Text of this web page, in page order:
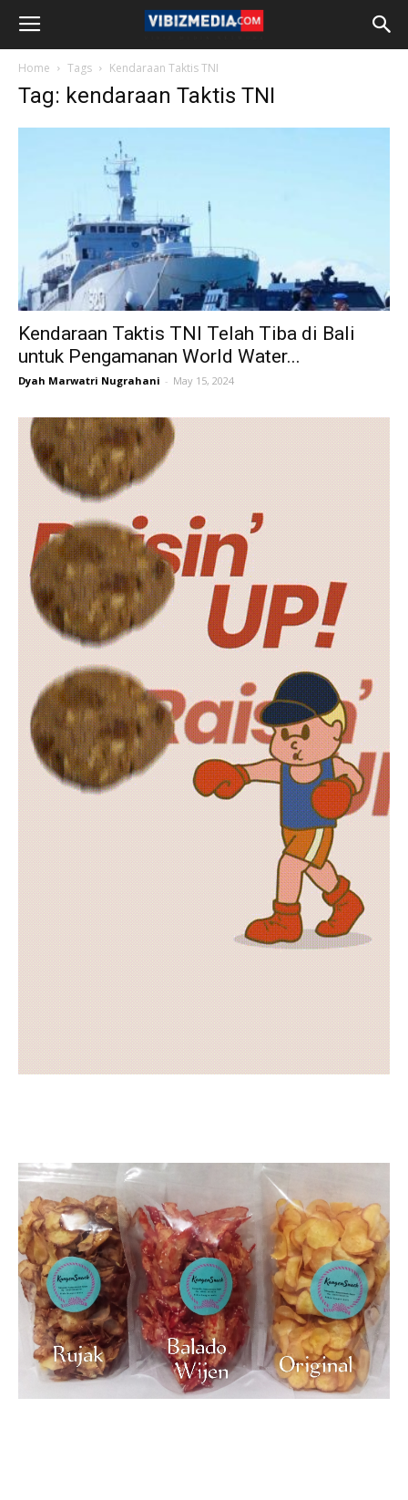
Home Tags Kendaraan Taktis TNI
Tag: kendaraan Taktis TNI
Kendaraan Taktis TNI Telah Tiba di Bali
untuk Pengamanan World Water...
Dyah Marwatri Nugrahani - May 15, 2024